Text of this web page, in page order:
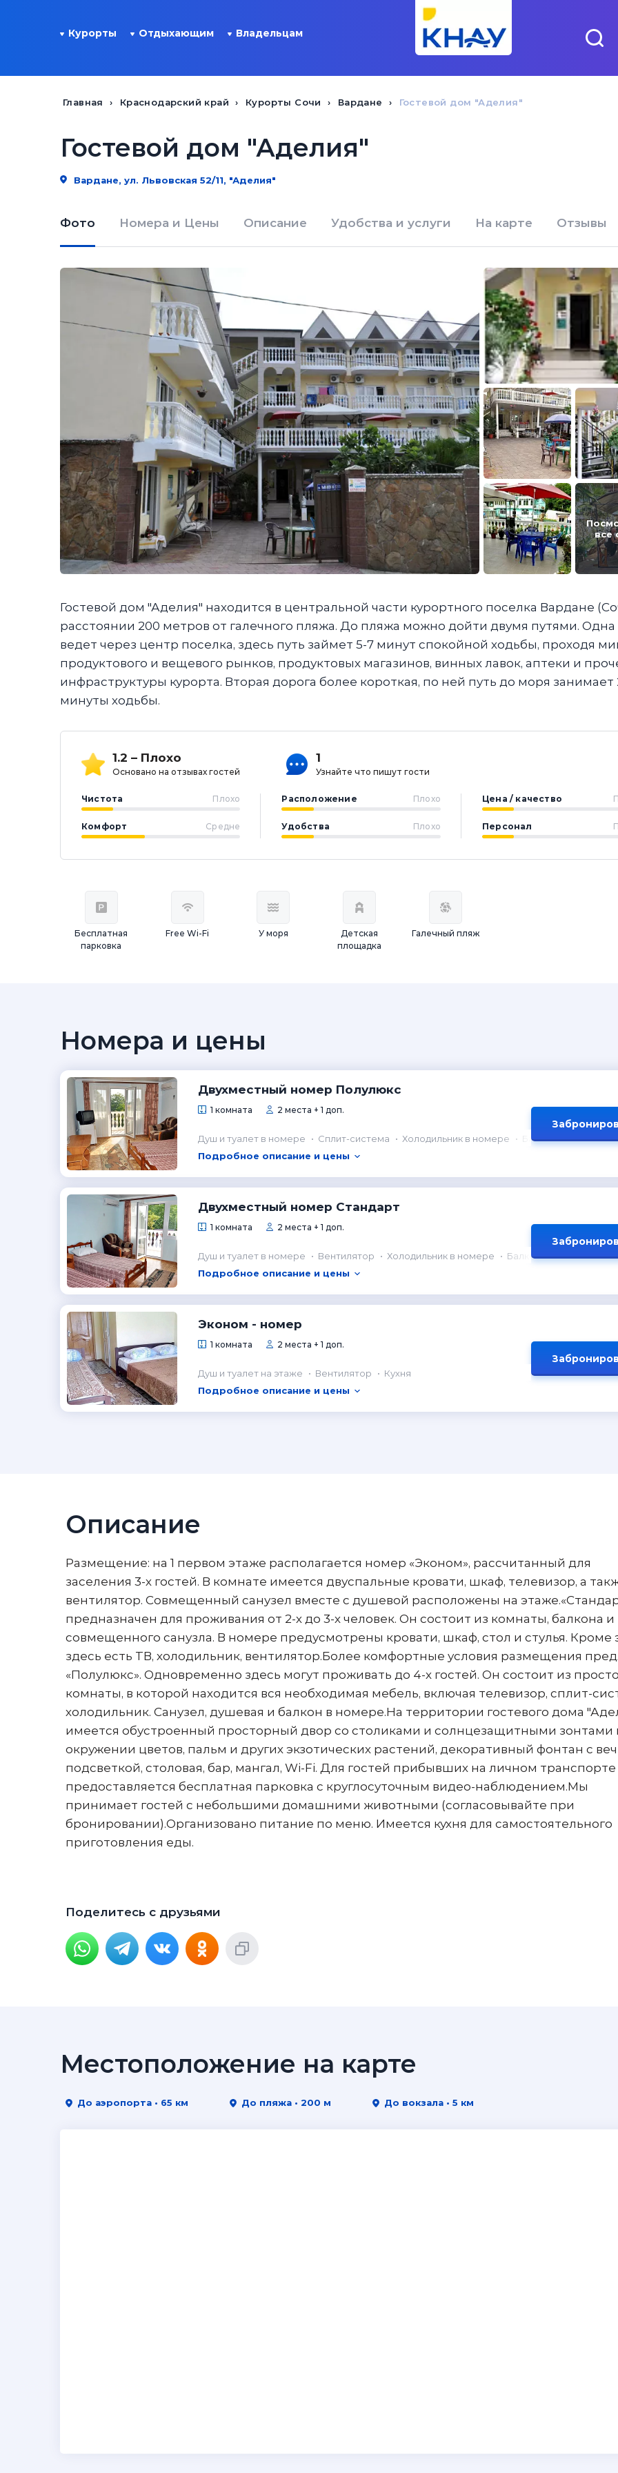
Курорты Отдыхающим Владельцам
Главная Краснодарский край Курорты Сочи Вардане Гостевой дом "Аделия"
Гостевой дом "Аделия"
Вардане, ул. Львовская 52/11, "Аделия"
Фото Номера и Цены Описание Удобства и услуги На карте Отзывы
все
Гостевой дом "Аделия" находится в центральной части курортного поселка Вардане
расстоянии 200 метров от галечного пляжа. До пляжа можно дойти двумя путями. Одна
ведет через центр поселка, здесь путь займет 5-7 минут спокойной ходьбы, проходя
продуктового и вещевого рынков, продуктовых магазинов, винных лавок, аптеки и
инфраструктуры курорта. Вторая дорога более короткая, по ней путь до моря занимает
минуты ходьбы.
1.2 – Плохо
Основано на отзывах гостей
1
Узнайте что пишут гости
Чистота Плохо
Комфорт Средне
Расположение Плохо
Удобства Плохо
Цена / качество
Персонал
Бесплатная
парковка
Free Wi-Fi У моря
Детская
площадка
Галечный пляж
Номера и цены
Двухместный номер Полулюкс
1 комната 2 места + 1 доп.
Душ и туалет в номере Сплит-система Холодильник в номере
Балкон
Подробное описание и цены
Двухместный номер Стандарт
1 комната 2 места + 1 доп.
Душ и туалет в номере Вентилятор Холодильник в номере
Балкон
Подробное описание и цены
Эконом - номер
1 комната 2 места + 1 доп.
Душ и туалет на этаже Вентилятор
Кухня
Подробное описание и цены
Описание
Размещение: на 1 первом этаже располагается номер «Эконом», рассчитанный для
заселения 3-х гостей. В комнате имеется двуспальные кровати, шкаф, телевизор, а
вентилятор. Совмещенный санузел вместе с душевой расположены на
предназначен для проживания от 2-х до 3-х человек. Он состоит из комнаты, балкона и
совмещенного санузла. В номере предусмотрены кровати, шкаф, стол и стулья. Кроме
здесь есть ТВ, холодильник, вентилятор.Более комфортные условия размещения
«Полулюкс». Одновременно здесь могут проживать до 4-х гостей. Он состоит из
комнаты, в которой находится вся необходимая мебель, включая телевизор, сплит-
холодильник. Санузел, душевая и балкон в номере.На территории гостевого дома
имеется обустроенный просторный двор со столиками и солнцезащитными зонтами
окружении цветов, пальм и других экзотических растений, декоративный фонтан с
подсветкой, столовая, бар, мангал, Wi-Fi. Для гостей прибывших на личном транспорте
предоставляется бесплатная парковка с круглосуточным видео-наблюдением.Мы
принимает гостей с небольшими домашними животными (согласовывайте при
бронировании).Организовано питание по меню. Имеется кухня для самостоятельного
приготовления еды.
Поделитесь с друзьями
Местоположение на карте
До аэропорта • 65 км До пляжа • 200 м До вокзала • 5 км